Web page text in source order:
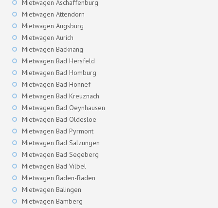
Mietwagen Aschaffenburg
Mietwagen Attendorn
Mietwagen Augsburg
Mietwagen Aurich
Mietwagen Backnang
Mietwagen Bad Hersfeld
Mietwagen Bad Homburg
Mietwagen Bad Honnef
Mietwagen Bad Kreuznach
Mietwagen Bad Oeynhausen
Mietwagen Bad Oldesloe
Mietwagen Bad Pyrmont
Mietwagen Bad Salzungen
Mietwagen Bad Segeberg
Mietwagen Bad Vilbel
Mietwagen Baden-Baden
Mietwagen Balingen
Mietwagen Bamberg